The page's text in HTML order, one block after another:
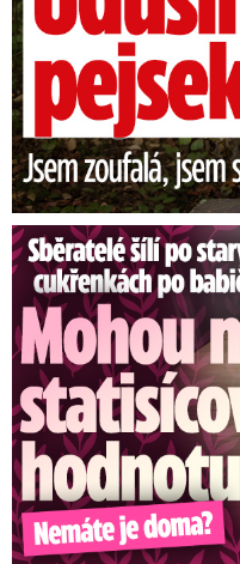
Sběratelé šílí po